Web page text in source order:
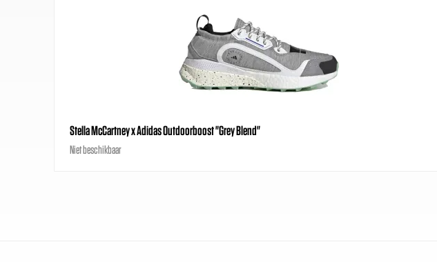
Stella McCartney x Adidas Outdoorboost "Grey Blend"
Niet beschikbaar